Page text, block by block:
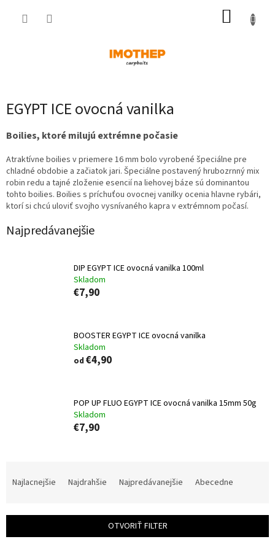
EGYPT ICE ovocná vanilka
Boilies, ktoré milujú extrémne počasie
Atraktívne boilies vpriemere 16mm bolo vyrobené špeciálne pre
chladné obdobie a začiatokjari. Špeciálne postavenýhrubozrnnýmix
robin redu a tajné zloženie esenciína liehovej báze sú dominantou
tohto boilies. Boilies s príchuťou ovocnej vanilkyocenia hlavne rybári,
ktorí si chcú uloviť svojho vysnívaného kapra v extrémnom počasí.
Najpredávanejšie
DIP EGYPT ICE ovocná vanilka 100ml
Skladom
€7,90
BOOSTER EGYPT ICE ovocná vanilka
Skladom
od €4,90
POP UP FLUO EGYPT ICE ovocná vanilka 15mm 50g
Skladom
€7,90
i
Najlacnejšie Najdrahšie Najpredávanejšie Abecedne
OTVORIŤ FILTER